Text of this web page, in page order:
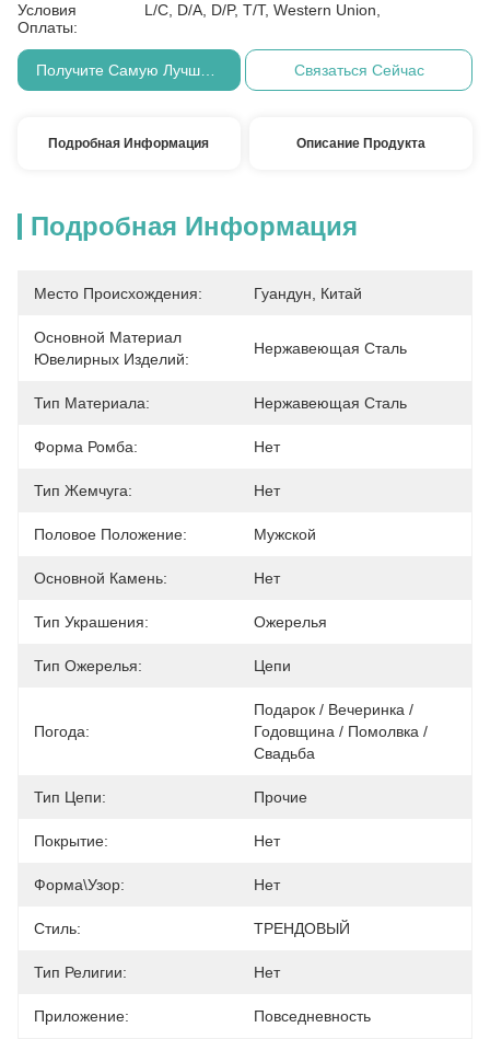
Условия
Оплаты:
L/C, D/A, D/P, T/T, Western Union,
Связаться Сейчас
Подробная Информация Описание Продукта
Подробная Информация
Место Происхождения: Гуандун, Китай
Основной Материал
Ювелирных Изделий:
Нержавеющая Сталь
Тип Материала: Нержавеющая Сталь
Форма Ромба: Нет
Тип Жемчуга: Нет
Половое Положение: Мужской
Основной Камень: Нет
Тип Украшения: Ожерелья
Тип Ожерелья: Цепи
Погода:
Подарок / Вечеринка /
Годовщина / Помолвка /
Свадьба
Тип Цепи: Прочие
Покрытие: Нет
Форма\узор: Нет
Стиль: ТРЕНДОВЫЙ
Тип Религии: Нет
Приложение: Повседневность